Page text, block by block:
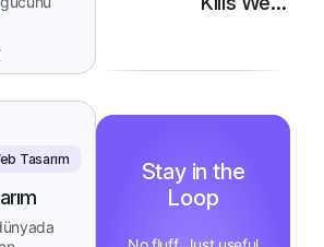
Tasarım
Stay in the
Loop